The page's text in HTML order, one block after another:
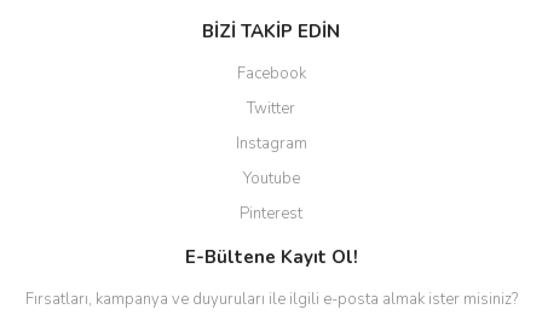
BİZİ TAKİP EDİN
Facebook
Twitter
Instagram
Youtube
Pinterest
E-Bültene Kayıt Ol!
Fırsatları, kampanya ve duyuruları ile ilgili e-posta almak ister misiniz?